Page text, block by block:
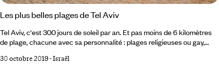
Les plus belles plages de Tel Aviv
Tel Aviv, c'est 300 jours de soleil par an. Et pas moins de 6 kilomètres
de plage, chacune avec sa personnalité : plages religieuses ou gay,
plus belles plages de Tel Aviv. Frishman Beach Hilton Beach Nordau
30 octobre 2019-Israël